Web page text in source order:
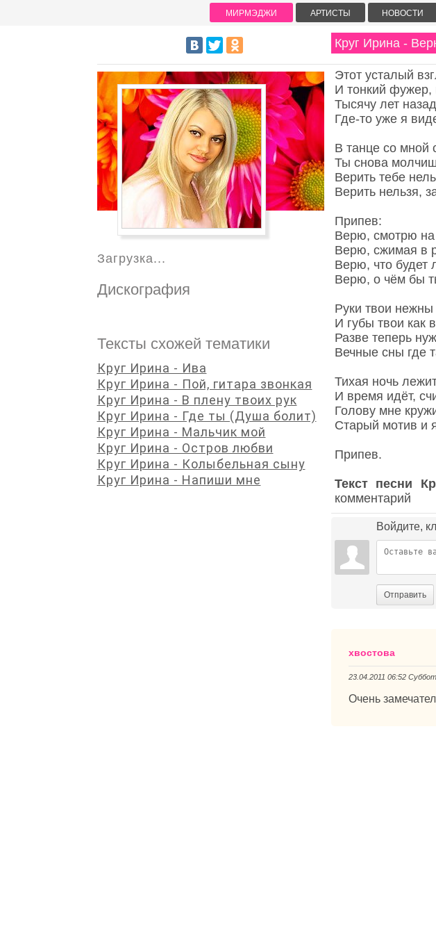
Круг Ирина -
Этот усталый
И тонкий фужер,
Тысячу лет назад
Где-то уже я
В танце со мной
Ты снова
Верить тебе
Верить нельзя,
Припев:
Верю, смотрю на
Верю, сжимая в
Верю, что будет
Верю, о чём бы
Руки твои нежны
И губы твои как
Разве теперь
Вечные сны где
Тихая ночь
И время идёт,
Голову мне
Старый мотив и
Припев.
Текст песни
комментарий
Войдите,
Отправить
хвостова
23.04.2011 06:52
Очень
Загрузка...
Дискография
Тексты схожей тематики
Круг Ирина - Ива
Круг Ирина - Пой, гитара звонкая
Круг Ирина - В плену твоих рук
Круг Ирина - Где ты (Душа болит)
Круг Ирина - Мальчик мой
Круг Ирина - Остров любви
Круг Ирина - Колыбельная сыну
Круг Ирина - Напиши мне
МИРМЭДЖИ АРТИСТЫ НОВОСТИ